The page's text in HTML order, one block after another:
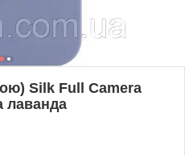
Silk Full Camera
лаванда